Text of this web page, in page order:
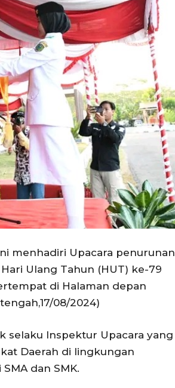
menhadiri Upacara penurunan
Ulang Tahun (HUT) ke-79
di Halaman depan
08/2024)
selaku Inspektur Upacara yang
Daerah di lingkungan
dan SMK.